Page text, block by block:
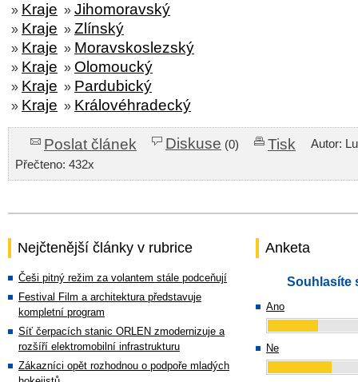
» Kraje » Jihomoravský
» Kraje » Zlínský
» Kraje » Moravskoslezský
» Kraje » Olomoucký
» Kraje » Pardubický
» Kraje » Královéhradecký
Poslat článek Diskuse (0) Tisk
Autor:
Přečteno: 432x
Nejčtenější články v rubrice
Češi pitný režim za volantem stále podceňují
Festival Film a architektura představuje
kompletní program
Síť čerpacích stanic ORLEN zmodernizuje a
rozšíří elektromobilní infrastrukturu
Zákazníci opět rozhodnou o podpoře mladých
Anketa
Souhlasíte
Ano
Ne